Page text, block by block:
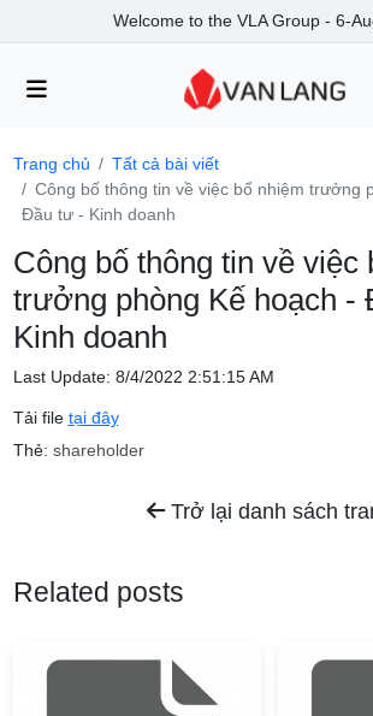
Welcome to the VLA Group - 6-
Trang chủ
Tất cả bài viết
Công bố thông tin về việc bổ nhiệm trưởng
Đầu tư - Kinh doanh
Công bố thông tin về việc
trưởng phòng Kế hoạch -
Kinh doanh
Last Update: 8/4/2022 2:51:15 AM
Tải file tại đây
Thẻ: shareholder
Trở lại danh sách
Related posts